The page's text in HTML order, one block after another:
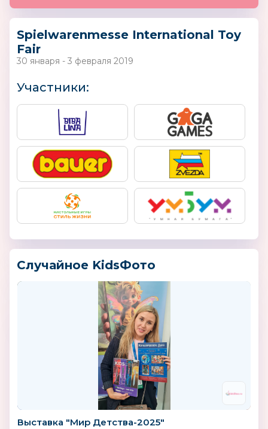
Spielwarenmesse International Toy
Fair
30 января - 3 февраля 2019
Участники:
Случайное KidsФото
Выставка "Мир Детства-2025"